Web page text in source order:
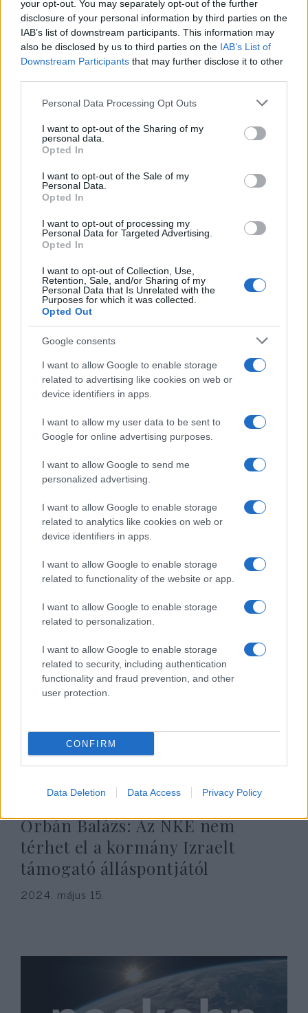
your opt-out. You may separately opt-out of the further
disclosure of your personal information by third parties on the
IAB’s list of downstream participants. This information may
also be disclosed by us to third parties on the IAB’s List of
Downstream Participants that may further disclose it to other
Please note that this website/app uses one or more Google
not limited to your visit or usage behaviour. You may click to
grant or deny consent to Google and its third-party tags to
use your data for below specified purposes in below Google
consent section.
Personal Data Processing Opt Outs
I want to opt-out of the Sharing of my
personal data.
Opted In
I want to opt-out of the Sale of my
Personal Data.
Opted In
I want to opt-out of processing my
Personal Data for Targeted Advertising.
Opted In
I want to opt-out of Collection, Use,
Retention, Sale, and/or Sharing of my
Personal Data that Is Unrelated with the
Purposes for which it was collected.
Opted Out
Google consents
I want to allow Google to enable storage
related to advertising like cookies on web or
device identifiers in apps.
I want to allow my user data to be sent to
Google for online advertising purposes.
I want to allow Google to send me
personalized advertising.
I want to allow Google to enable storage
related to analytics like cookies on web or
device identifiers in apps.
I want to allow Google to enable storage
related to functionality of the website or app.
I want to allow Google to enable storage
related to personalization.
I want to allow Google to enable storage
related to security, including authentication
functionality and fraud prevention, and other
user protection.
CONFIRM
Data Deletion Data Access Privacy Policy
Hvg: Titkos izraeli-iráni
Budapesten
2024. szeptember 3.
Sajátjai akarhatták megölni a
volt iráni elnököt
2024. július 25.
Újra iráni elnök lenne az NKE-
2024. június 3.
Orbán Balázs: Az NKE nem
térhet el a kormány Izraelt
támogató álláspontjától
2024. május 15.